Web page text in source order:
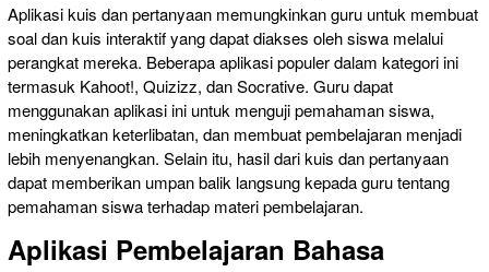
Aplikasi kuis dan pertanyaan memungkinkan guru untuk membuat
soal dan kuis interaktif yang dapat diakses oleh siswa melalui
perangkat mereka. Beberapa aplikasi populer dalam kategori ini
termasuk Kahoot!, Quizizz, dan Socrative. Guru dapat
menggunakan aplikasi ini untuk menguji pemahaman siswa,
meningkatkan keterlibatan, dan membuat pembelajaran menjadi
lebih menyenangkan. Selain itu, hasil dari kuis dan pertanyaan
dapat memberikan umpan balik langsung kepada guru tentang
pemahaman siswa terhadap materi pembelajaran.
Aplikasi Pembelajaran Bahasa